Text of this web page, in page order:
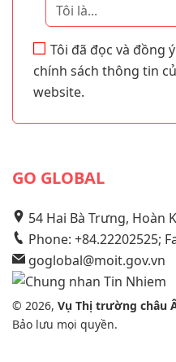
Tôi là...
Tôi đã đọc và đồng
chính sách thông tin
website.
GO GLOBAL
54 Hai Bà Trưng, Hoàn
Phone: +84.22202525;
goglobal@moit.gov.vn
© 2026, Vụ Thị trường châu
Bảo lưu mọi quyền.